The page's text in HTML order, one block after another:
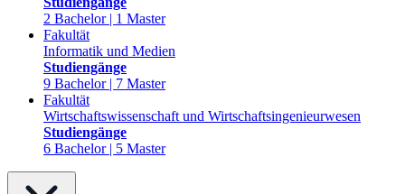
2 Bachelor | 1 Master
Fakultät
Informatik und Medien
Studiengänge
9 Bachelor | 7 Master
Fakultät
Wirtschaftswissenschaft und Wirtschaftsingenieurwesen
Studiengänge
6 Bachelor | 5 Master